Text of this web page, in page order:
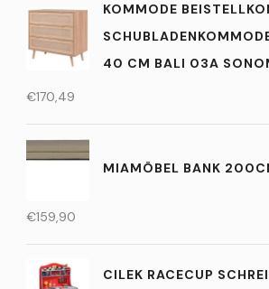
KOMMODE
40 CM BALI 03A
€170,49
MIAMÖBEL BANK
€159,90
CILEK RACECUP